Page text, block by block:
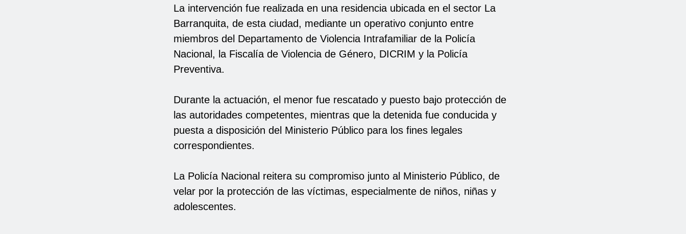
La intervención fue realizada en una residencia ubicada en el sector La
Barranquita, de esta ciudad, mediante un operativo conjunto entre
miembros del Departamento de Violencia Intrafamiliar de la Policía
Nacional, la Fiscalía de Violencia de Género, DICRIM y la Policía
Preventiva.
Durante la actuación, el menor fue rescatado y puesto bajo protección de
las autoridades competentes, mientras que la detenida fue conducida y
puesta a disposición del Ministerio Público para los fines legales
correspondientes.
La Policía Nacional reitera su compromiso junto al Ministerio Público, de
velar por la protección de las víctimas, especialmente de niños, niñas y
adolescentes.